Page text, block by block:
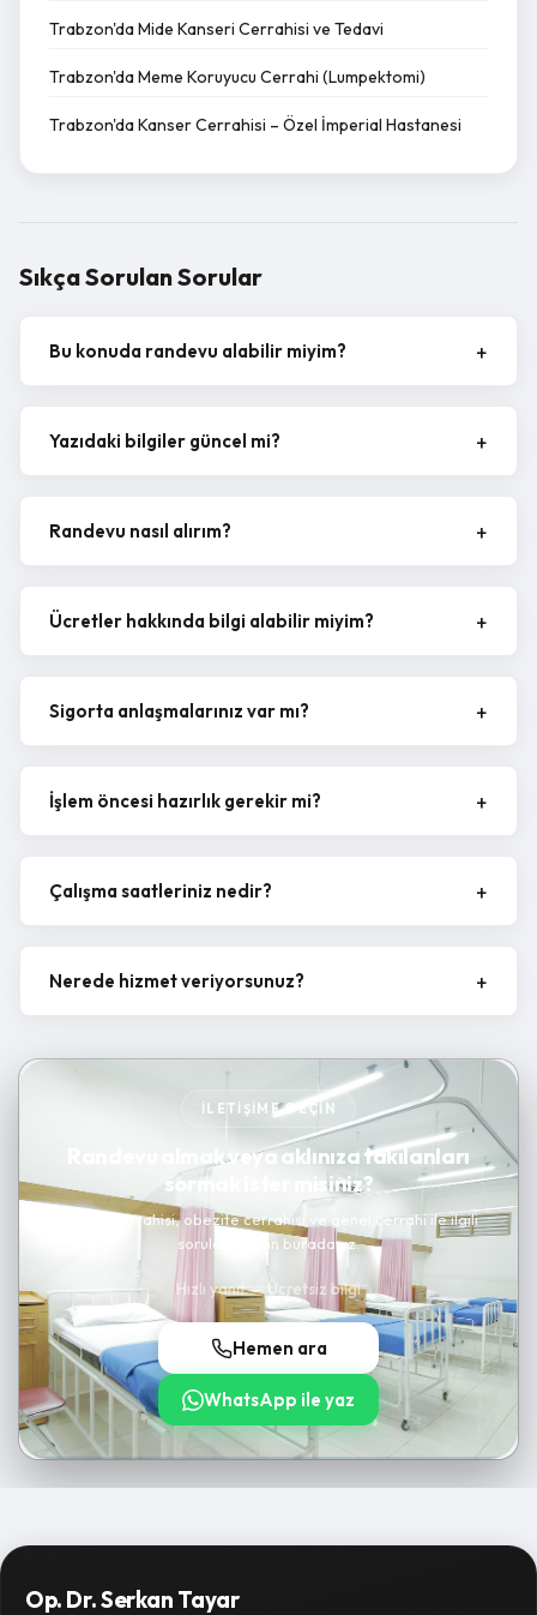
Trabzon'da Mide Kanseri Cerrahisi ve Tedavi
Trabzon'da Meme Koruyucu Cerrahi (Lumpektomi)
Trabzon'da Kanser Cerrahisi – Özel İmperial Hastanesi
Sıkça Sorulan Sorular
Bu konuda randevu alabilir miyim?
Yazıdaki bilgiler güncel mi?
Randevu nasıl alırım?
Ücretler hakkında bilgi alabilir miyim?
Sigorta anlaşmalarınız var mı?
İşlem öncesi hazırlık gerekir mi?
Çalışma saatleriniz nedir?
Nerede hizmet veriyorsunuz?
İLETIŞIME GEÇIN
Randevu almak veya aklınıza takılanları
sormak ister misiniz?
Kanser cerrahisi, obezite cerrahisi ve genel cerrahi ile ilgili
sorularınız için buradayız.
Hızlı yanıt — Ücretsiz bilgi
Hemen ara
WhatsApp ile yaz
Op. Dr. Serkan Tayar